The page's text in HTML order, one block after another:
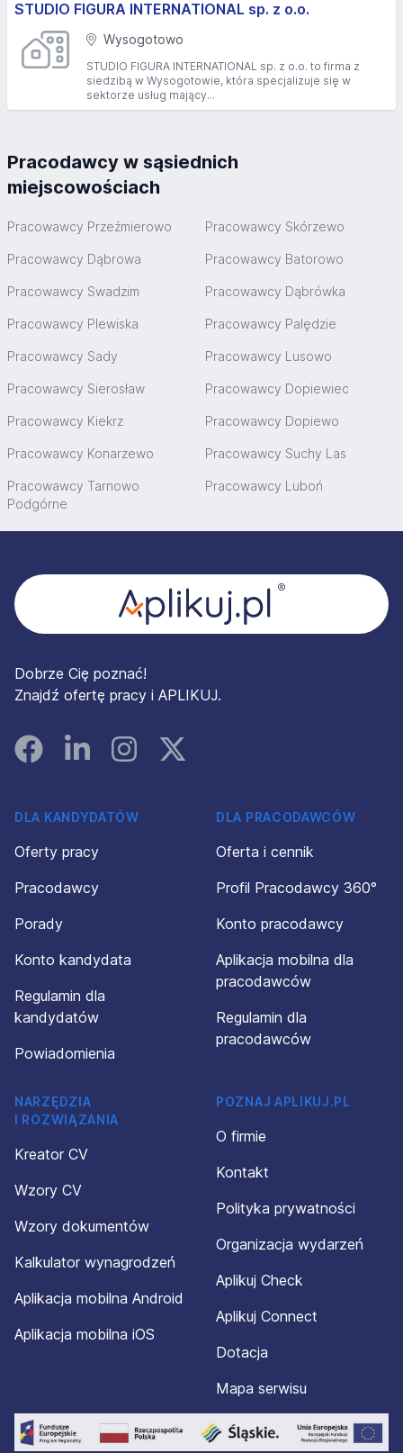
STUDIO FIGURA INTERNATIONAL sp. z o.o.
Wysogotowo
STUDIO FIGURA INTERNATIONAL sp. z o.o. to firma z
siedzibą w Wysogotowie, która specjalizuje się w
sektorze usług mający...
Pracodawcy w sąsiednich
miejscowościach
Pracowawcy Przeźmierowo Pracowawcy Skórzewo
Pracowawcy Dąbrowa Pracowawcy Batorowo
Pracowawcy Swadzim Pracowawcy Dąbrówka
Pracowawcy Plewiska Pracowawcy Palędzie
Pracowawcy Sady Pracowawcy Lusowo
Pracowawcy Sierosław Pracowawcy Dopiewiec
Pracowawcy Kiekrz Pracowawcy Dopiewo
Pracowawcy Konarzewo Pracowawcy Suchy Las
Pracowawcy Tarnowo
Podgórne
Pracowawcy Luboń
Dobrze Cię poznać!
Znajdź ofertę pracy i APLIKUJ.
FacebookLinked InInstagramInstagram
DLA KANDYDATÓW
Oferty pracy
Pracodawcy
Porady
Konto kandydata
Regulamin dla
kandydatów
Powiadomienia
DLA PRACODAWCÓW
Oferta i cennik
Profil Pracodawcy 360°
Konto pracodawcy
Aplikacja mobilna dla
pracodawców
Regulamin dla
pracodawców
NARZĘDZIA
I ROZWIĄZANIA
Kreator CV
Wzory CV
Wzory dokumentów
Kalkulator wynagrodzeń
Aplikacja mobilna Android
Aplikacja mobilna iOS
POZNAJ APLIKUJ.PL
O firmie
Kontakt
Polityka prywatności
Organizacja wydarzeń
Aplikuj Check
Aplikuj Connect
Dotacja
Mapa serwisu